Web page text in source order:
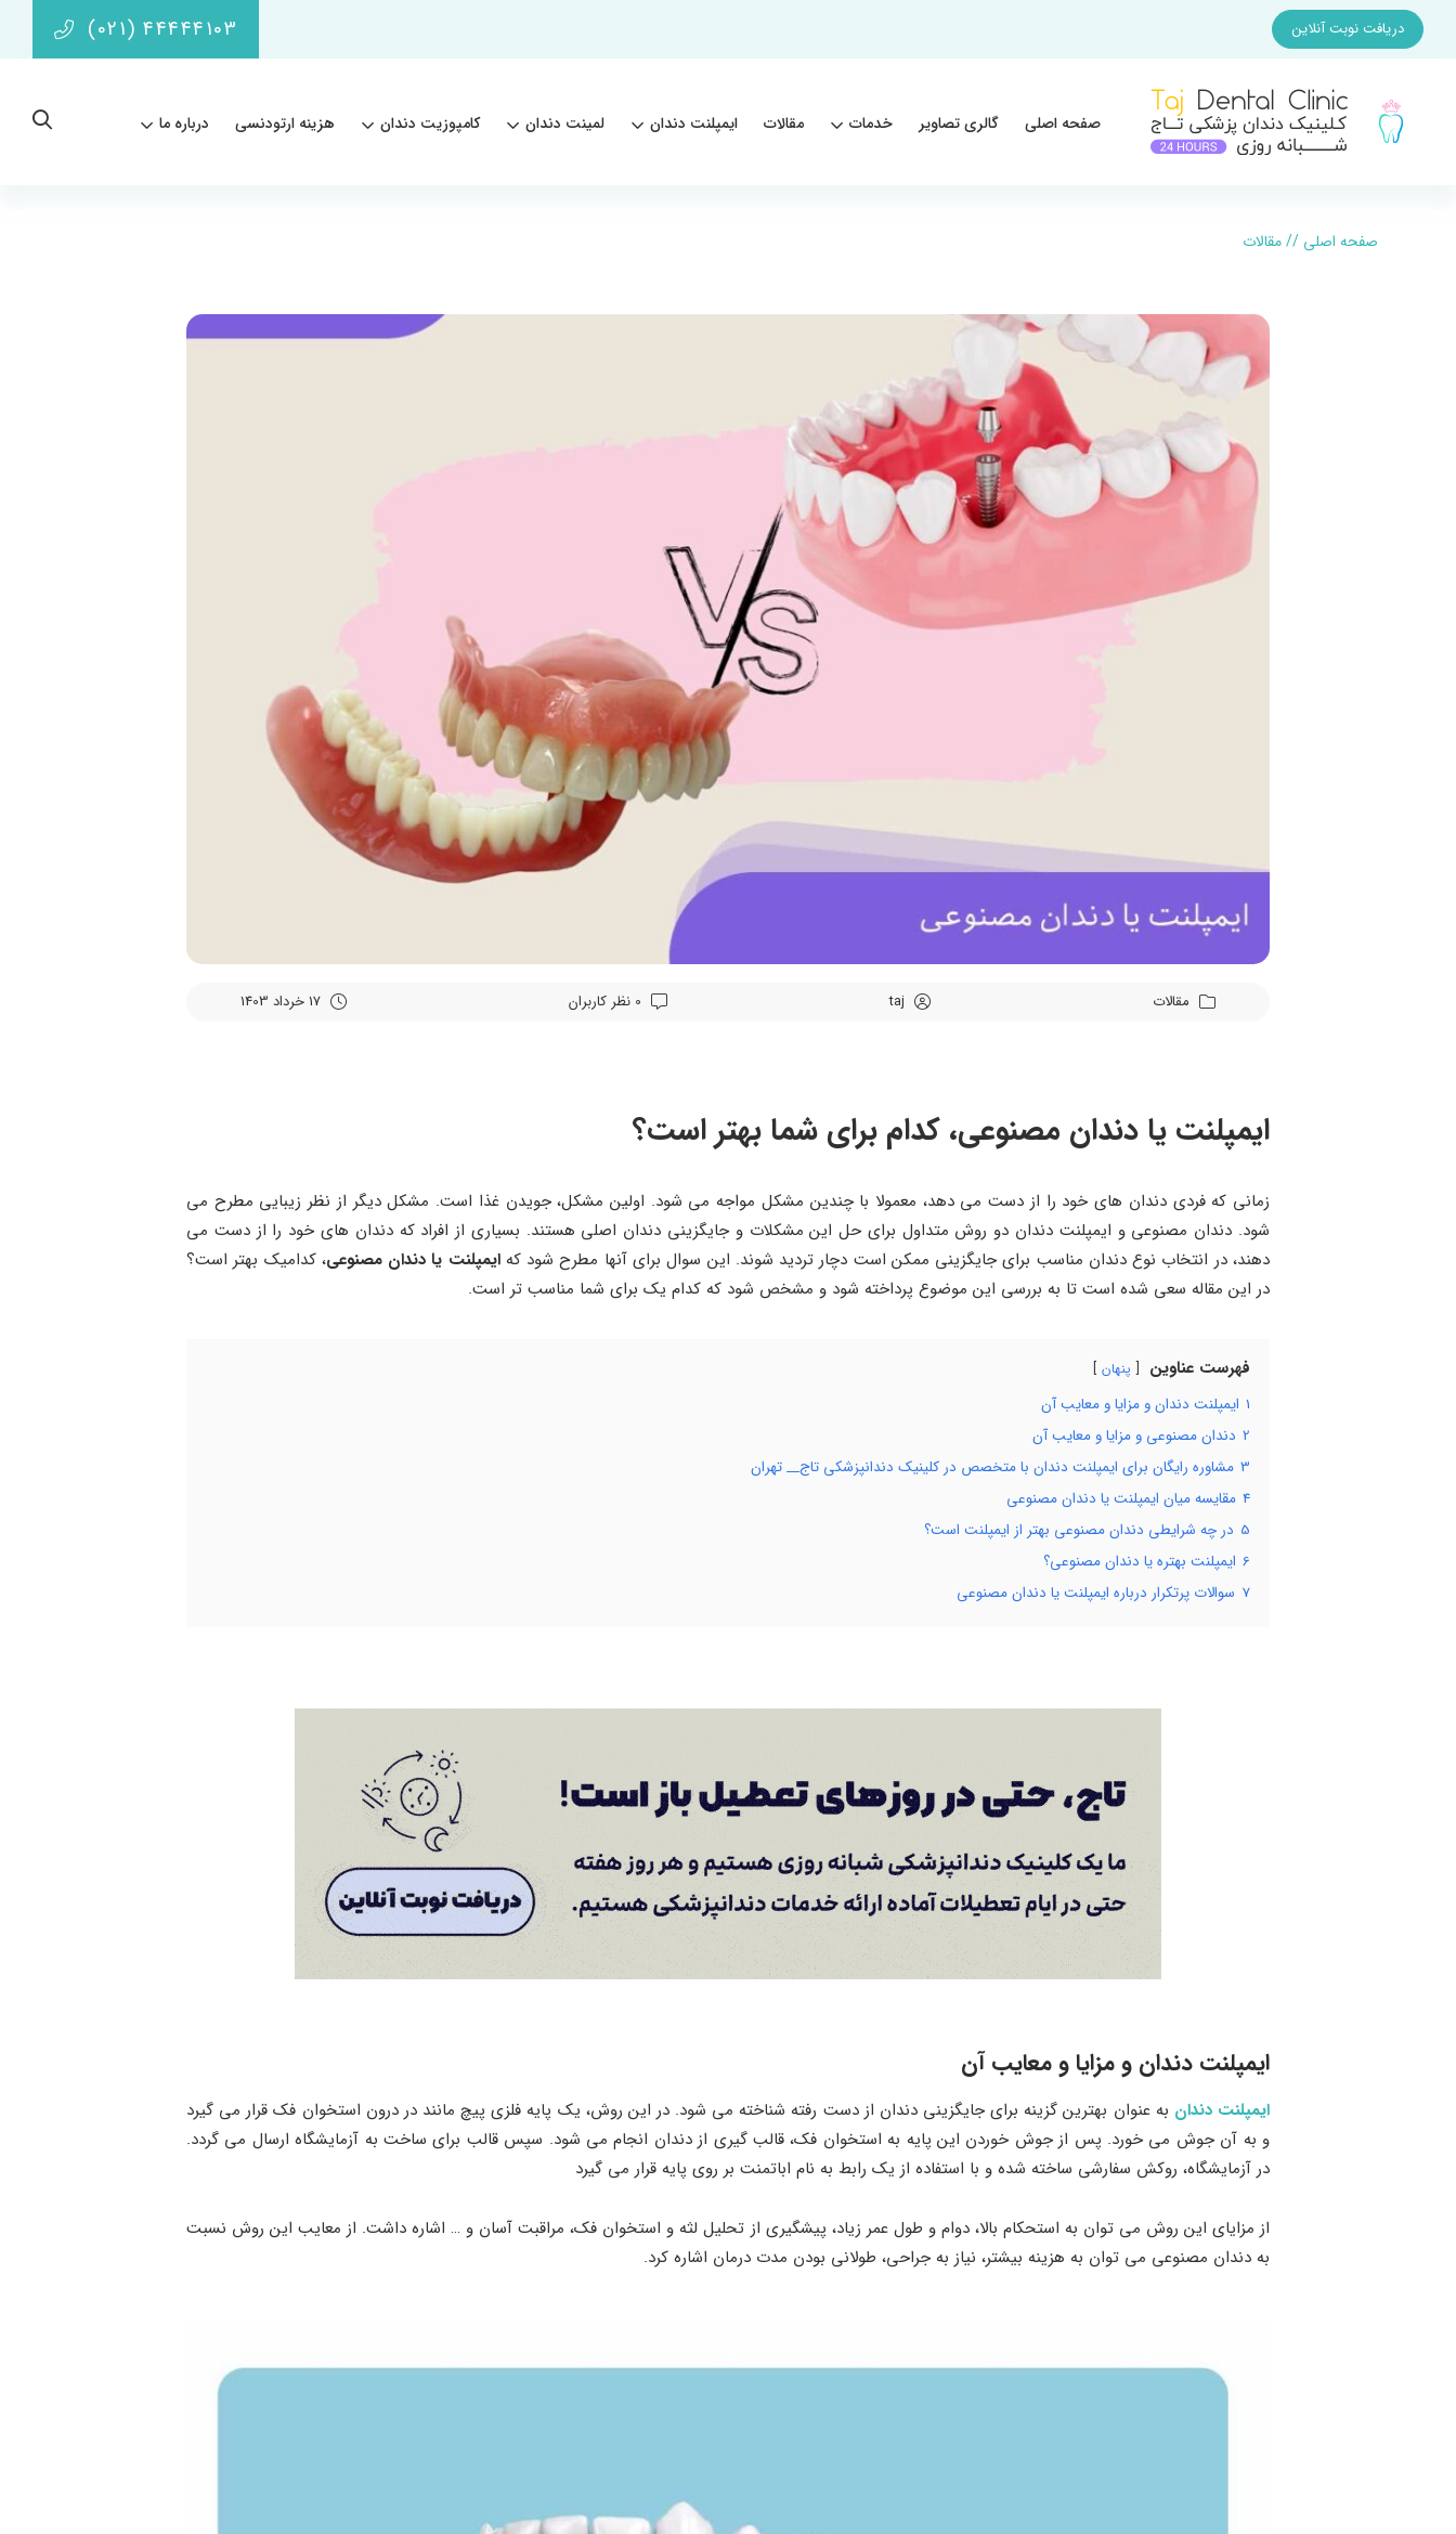
دریافت نوبت آنلاین (021) 44444103
صفحه اصلی گالری تصاویر خدمات مقالات ایمپلنت دندان لمینت دندان کامپوزیت دندان هزینه ارتودنسی درباره ما
صفحه اصلی //مقالات
مقالات taj
ایمپلنت یا دندان مصنوعی، کدام برای شما بهتر است؟
زمانی که فردی دندان ‌های خود را از دست می ‌دهد، معمولا با چندین مشکل مواجه می ‌شود. اولین مشکل، جویدن غذا است. مشکل دیگر از نظر زیبایی مطرح می‌
شود. دندان مصنوعی و ایمپلنت دندان دو روش متداول برای حل این مشکلات و جایگزینی دندان اصلی هستند. بسیاری از افراد که دندان ‌های خود را از دست می
‌دهند، در انتخاب نوع دندان مناسب برای جایگزینی ممکن است دچار تردید شوند. این سوال برای آنها مطرح شود کهایمپلنت یا دندان مصنوعی، کدامیک بهتر است؟
در این مقاله سعی شده است تا به بررسی این موضوع پرداخته شود و مشخص شود که کدام یک برای شما مناسب‌ تر است.
فهرست عناوین پنهان
1 ایمپلنت دندان و مزایا و معایب آن
2 دندان مصنوعی و مزایا و معایب آن
3 مشاوره رایگان برای ایمپلنت دندان با متخصص در کلینیک دندانپزشکی تاج__ تهران
4 مقایسه میان ایمپلنت یا دندان مصنوعی
5 در چه شرایطی دندان مصنوعی بهتر از ایمپلنت است؟
6 ایمپلنت بهتره یا دندان مصنوعی؟
7 سوالات پرتکرار درباره ایمپلنت یا دندان مصنوعی
ایمپلنت دندان و مزایا و معایب آن
ایمپلنت دندان به عنوان بهترین گزینه برای جایگزینی دندان از دست رفته شناخته می ‌شود. در این روش، یک پایه فلزی پیچ مانند در درون استخوان فک قرار می ‌گیرد
و به آن جوش می‌ خورد. پس از جوش خوردن این پایه به استخوان فک، قالب‌ گیری از دندان انجام می ‌شود. سپس قالب برای ساخت به آزمایشگاه ارسال می‌ گردد.
در آزمایشگاه، روکش سفارشی ساخته شده و با استفاده از یک رابط به نام اباتمنت بر روی پایه قرار می گیرد
از مزایای این روش می توان به استحکام بالا، دوام و طول عمر زیاد، پیشگیری از تحلیل لثه و استخوان فک، مراقبت آسان و … اشاره داشت. از معایب این روش نسبت
به دندان مصنوعی می توان به هزینه بیشتر، نیاز به جراحی، طولانی بودن مدت درمان اشاره کرد.